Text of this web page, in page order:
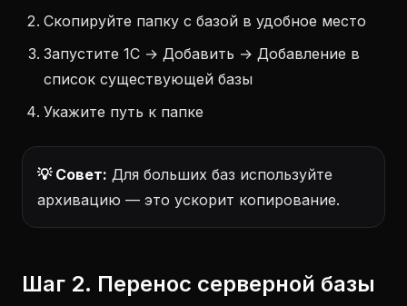
Скопируйте папку с базой в удобное место
Запустите 1С → Добавить → Добавление в
список существующей базы
Укажите путь к папке
💡 Совет: Для больших баз используйте
архивацию — это ускорит копирование.
Шаг 2. Перенос серверной базы